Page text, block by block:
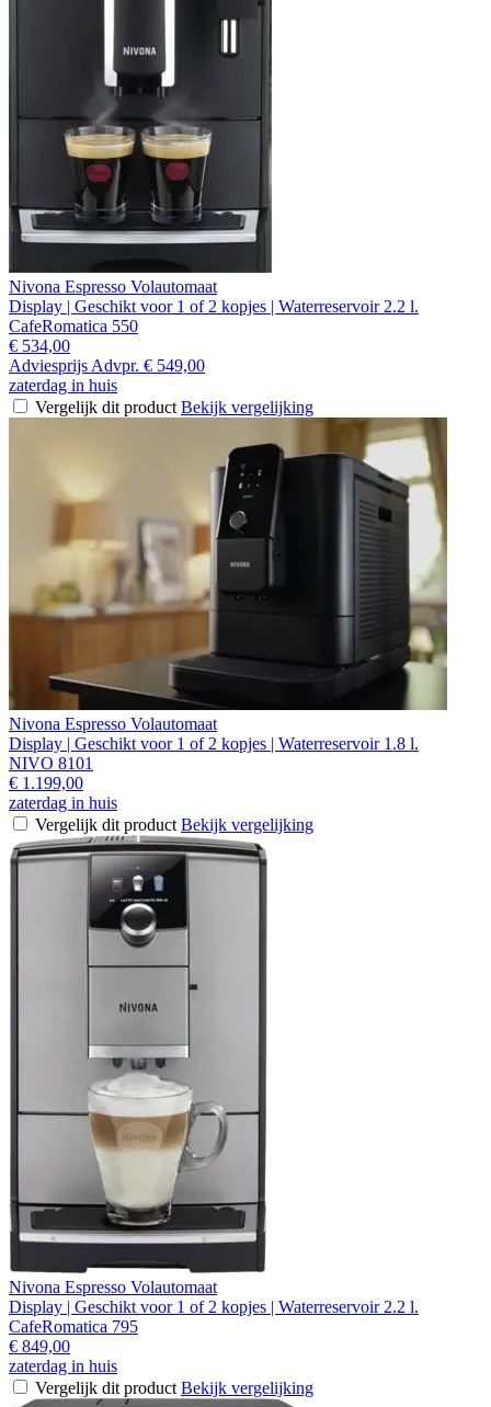
Nivona Espresso Volautomaat
Display | Geschikt voor 1 of 2 kopjes | Waterreservoir 2.2 l.
CafeRomatica 550
€ 534,00
Adviesprijs Advpr. € 549,00
zaterdag in huis
Vergelijk dit product Bekijk vergelijking
Nivona Espresso Volautomaat
Display | Geschikt voor 1 of 2 kopjes | Waterreservoir 1.8 l.
NIVO 8101
€ 1.199,00
zaterdag in huis
Vergelijk dit product Bekijk vergelijking
Nivona Espresso Volautomaat
Display | Geschikt voor 1 of 2 kopjes | Waterreservoir 2.2 l.
CafeRomatica 795
€ 849,00
zaterdag in huis
Vergelijk dit product Bekijk vergelijking